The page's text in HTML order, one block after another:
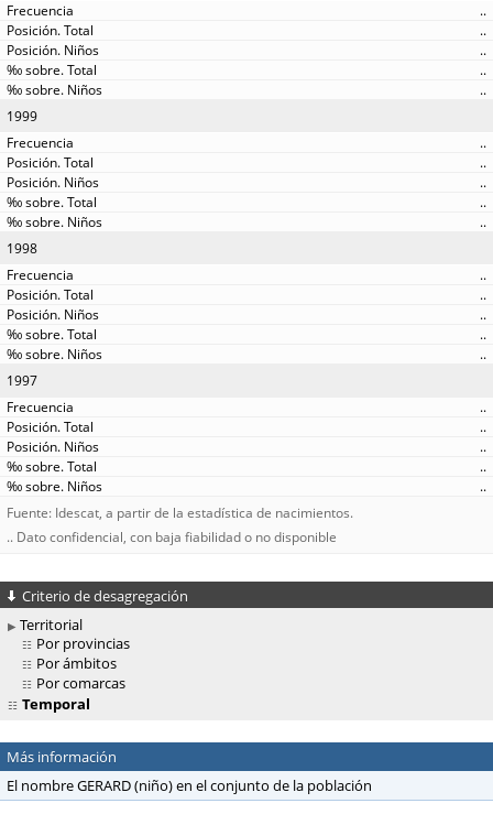
..
..
..
..
..
1999
..
..
..
..
..
1998
..
..
..
..
..
1997
..
..
..
..
..
Fuente: Idescat, a partir de la estadística de nacimientos.
.. Dato confidencial, con baja fiabilidad o no disponible
Criterio de desagregación
Territorial
Por provincias
Por ámbitos
Por comarcas
Temporal
Más información
El nombre GERARD (niño) en el conjunto de la población